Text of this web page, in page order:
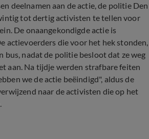
deelnamen aan de actie, de politie Den
tot dertig activisten te tellen voor
De onaangekondigde actie is
actievoerders die voor het hek stonden,
bus, nadat de politie besloot dat ze weg
aan. Na tijdje werden strafbare feiten
we de actie beëindigd", aldus de
naar de activisten die op het